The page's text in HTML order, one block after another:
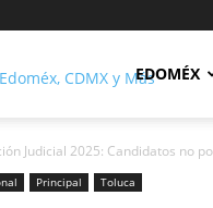
Notidex
EDOMÉX
Judicial 2025: Candidatos no
Principal Toluca